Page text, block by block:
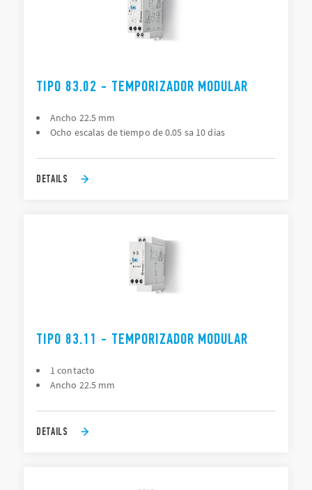
TIPO 83.02 - TEMPORIZADOR MODULAR
Ancho 22.5 mm
Ocho escalas de tiempo de 0.05 sa 10 días
DETAILS
TIPO 83.11 - TEMPORIZADOR MODULAR
1 contacto
Ancho 22.5 mm
DETAILS